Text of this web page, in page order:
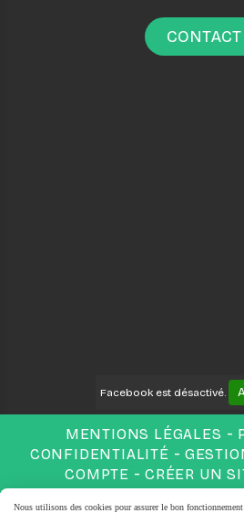
CONTACT
Facebook est désactivé.
MENTIONS LÉGALES
CONFIDENTIALITÉ
COMPTE
CRÉER UN
Nous utilisons des cookies pour assurer le bon